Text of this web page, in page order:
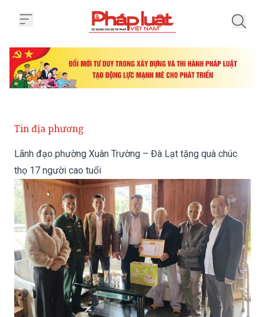
Tin địa phương
Lãnh đạo phường Xuân Trường – Đà Lạt tặng quà chúc
thọ 17 người cao tuổi